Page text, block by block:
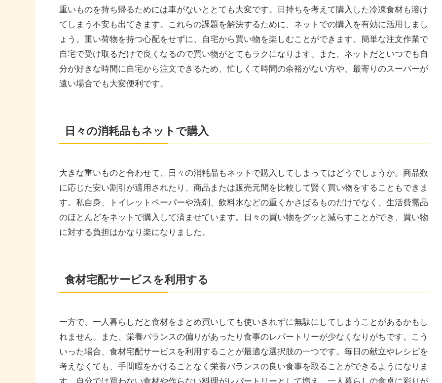
重いものを持ち帰るためには車がないととても大変です。日持ちを考えて購入した冷凍食材も溶け
てしまう不安も出てきます。これらの課題を解決するために、ネットでの購入を有効に活用しまし
ょう。重い荷物を持つ心配をせずに、自宅から買い物を楽しむことができます。簡単な注文作業で
自宅で受け取るだけで良くなるので買い物がとてもラクになります。また、ネットだといつでも自
分が好きな時間に自宅から注文できるため、忙しくて時間の余裕がない方や、最寄りのスーパーが
遠い場合でも大変便利です。
日々の消耗品もネットで購入
大きな重いものと合わせて、日々の消耗品もネットで購入してしまってはどうでしょうか。商品数
に応じた安い割引が適用されたり、商品または販売元間を比較して賢く買い物をすることもできま
す。私自身、トイレットペーパーや洗剤、飲料水などの重くかさばるものだけでなく、生活費需品
のほとんどをネットで購入して済ませています。日々の買い物をグッと減らすことができ、買い物
に対する負担はかなり楽になりました。
食材宅配サービスを利用する
一方で、一人暮らしだと食材をまとめ買いしても使いきれずに無駄にしてしまうことがあるかもし
れません。また、栄養バランスの偏りがあったり食事のレパートリーが少なくなりがちです。こう
いった場合、食材宅配サービスを利用することが最適な選択肢の一つです。毎日の献立やレシピを
考えなくても、手間暇をかけることなく栄養バランスの良い食事を取ることができるようになりま
す。自分では買わない食材や作らない料理がレパートリーとして増え、一人暮らしの食卓に彩りが